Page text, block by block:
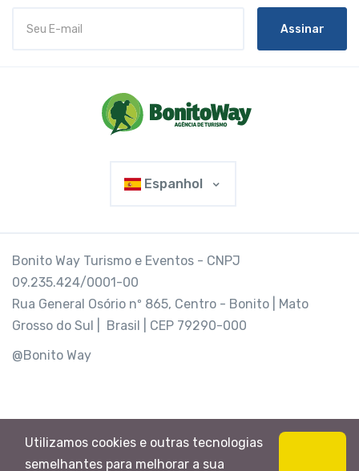
Assinar
Espanhol
Bonito Way Turismo e Eventos - CNPJ
09.235.424/0001-00
Rua General Osório nº 865, Centro - Bonito | Mato
Grosso do Sul | Brasil | CEP 79290-000
@Bonito Way
Utilizamos cookies e outras tecnologias
semelhantes para melhorar a sua